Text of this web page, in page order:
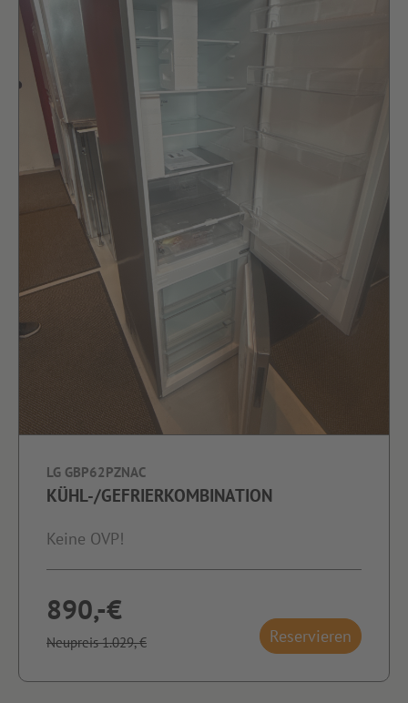
LG GBP62PZNAC
KÜHL-/GEFRIERKOMBINATION
Keine OVP!
890,-€
Neupreis 1.029,-€ Reservieren